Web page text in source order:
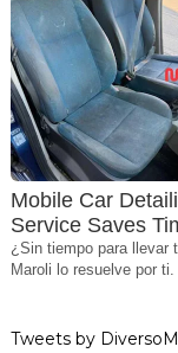
Mobile Car
Service Saves
¿Sin tiempo para llevar
Maroli lo resuelve por ti.
Tweets by